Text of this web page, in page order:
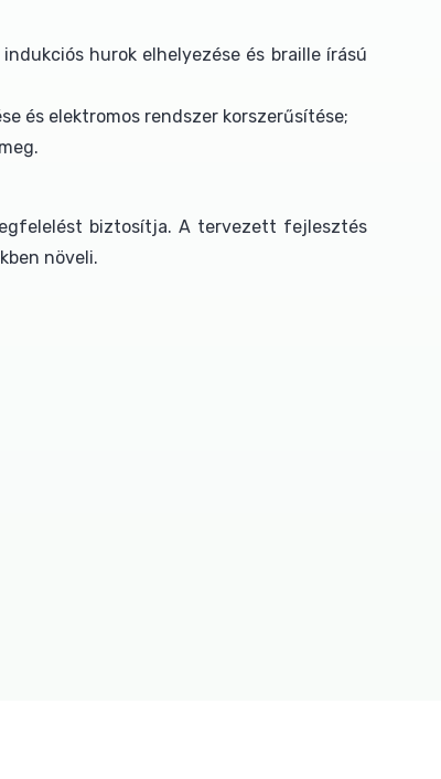
hurok elhelyezése és braille írású
és elektromos rendszer korszerűsítése;
biztosítja. A tervezett fejlesztés
növeli.